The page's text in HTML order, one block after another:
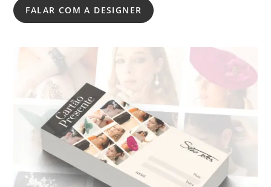
FALAR COM A DESIGNER